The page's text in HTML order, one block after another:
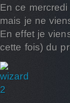
En ce
mais je ne
En effet je
cette fois) du